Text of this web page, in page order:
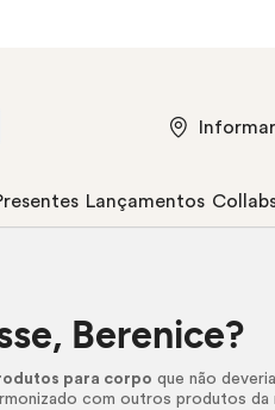
Lançamentos
Berenice?
para corpo que não
com outros produtos da